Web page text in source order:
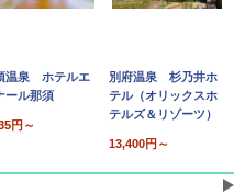
温泉 ホテルエ
ール那須
円～
別府温泉 杉乃井ホ
テル（オリックスホ
テルズ＆リゾーツ）
13,400円～